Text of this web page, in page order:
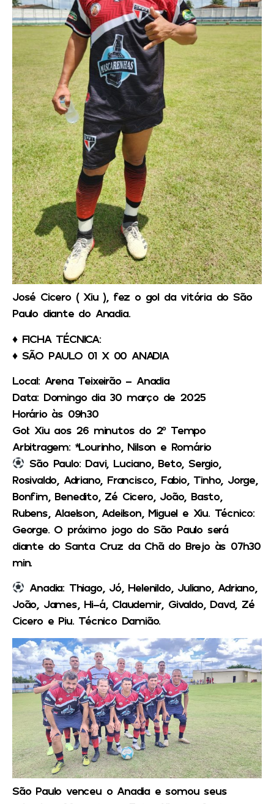
José Cicero ( Xiu ), fez o gol da vitória do São
Paulo diante do Anadia.
♦️ FICHA TÉCNICA:
♦️ SÃO PAULO 01 X 00 ANADIA
Local: Arena Teixeirão – Anadia
Data: Domingo dia 30 março de 2025
Horário às 09h30
Gol: Xiu aos 26 minutos do 2º Tempo
Arbitragem: *Lourinho, Nilson e Romário
São Paulo: Davi, Luciano, Beto, Sergio,
Rosivaldo, Adriano, Francisco, Fabio, Tinho, Jorge,
Bonfim, Benedito, Zé Cicero, João, Basto,
Rubens, Alaelson, Adeilson, Miguel e Xiu. Técnico:
George. O próximo jogo do São Paulo será
diante do Santa Cruz da Chã do Brejo às 07h30
min.
Anadia: Thiago, Jó, Helenildo, Juliano, Adriano,
João, James, Hi-á, Claudemir, Givaldo, Davd, Zé
Cicero e Piu. Técnico Damião.
São Paulo venceu o Anadia e somou seus